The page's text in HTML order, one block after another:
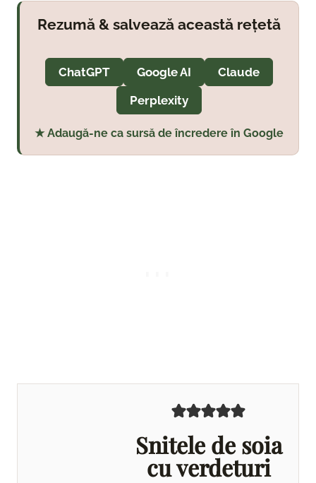
Rezumă & salvează această rețetă
ChatGPT Google AI
Claude
Perplexity
★ Adaugă-ne ca sursă de încredere în Google
Snitele de soia
cu verdeturi